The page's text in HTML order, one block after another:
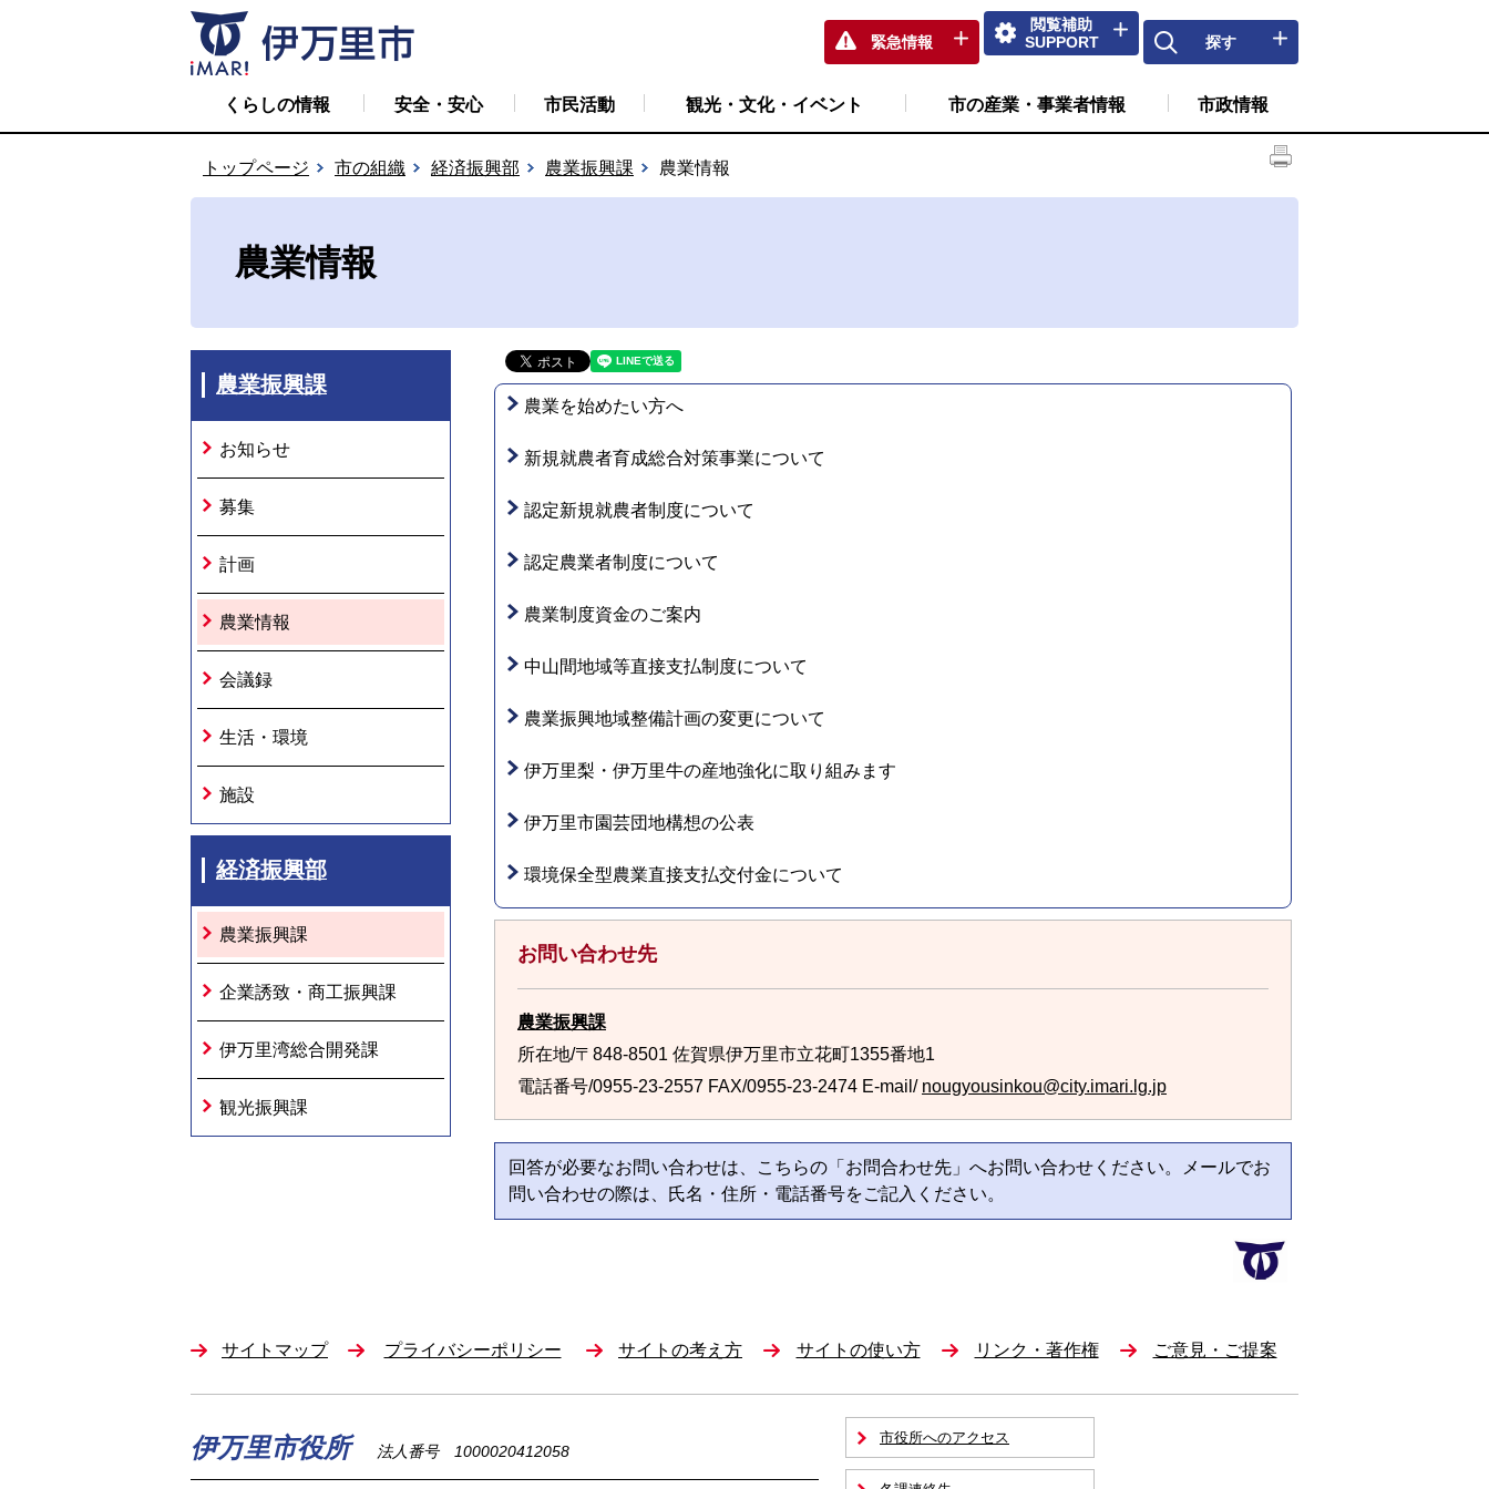
緊急情報
閲覧補助
SUPPORT
探す
くらしの情報 安全・安心 市民活動 観光・文化・イベント 市の産業・事業者情報 市政情報
トップページ 市の組織 経済振興部 農業振興課 農業情報
農業情報
農業振興課
お知らせ
募集
計画
農業情報
会議録
生活・環境
施設
経済振興部
農業振興課
企業誘致・商工振興課
伊万里湾総合開発課
観光振興課
農業を始めたい方へ
新規就農者育成総合対策事業について
認定新規就農者制度について
認定農業者制度について
農業制度資金のご案内
中山間地域等直接支払制度について
農業振興地域整備計画の変更について
伊万里梨・伊万里牛の産地強化に取り組みます
伊万里市園芸団地構想の公表
環境保全型農業直接支払交付金について
お問い合わせ先
農業振興課
所在地/〒848-8501 佐賀県伊万里市立花町1355番地1
電話番号/0955-23-2557 FAX/0955-23-2474 E-mail/ nougyousinkou@city.imari.lg.jp
回答が必要なお問い合わせは、こちらの「お問合わせ先」へお問い合わせください。メールでお
問い合わせの際は、氏名・住所・電話番号をご記入ください。
サイトマップ プライバシーポリシー サイトの考え方 サイトの使い方 リンク・著作権 ご意見・ご提案
伊万里市役所 法人番号 1000020412058
市役所へのアクセス